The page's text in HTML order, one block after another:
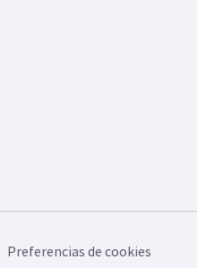
Preferencias de cookies